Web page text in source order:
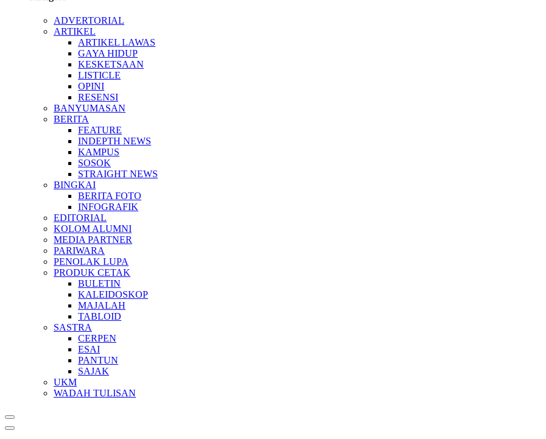
ADVERTORIAL
ARTIKEL
ARTIKEL LAWAS
GAYA HIDUP
KESKETSAAN
LISTICLE
OPINI
RESENSI
BANYUMASAN
BERITA
FEATURE
INDEPTH NEWS
KAMPUS
SOSOK
STRAIGHT NEWS
BINGKAI
BERITA FOTO
INFOGRAFIK
EDITORIAL
KOLOM ALUMNI
MEDIA PARTNER
PARIWARA
PENOLAK LUPA
PRODUK CETAK
BULETIN
KALEIDOSKOP
MAJALAH
TABLOID
SASTRA
CERPEN
ESAI
PANTUN
SAJAK
UKM
WADAH TULISAN